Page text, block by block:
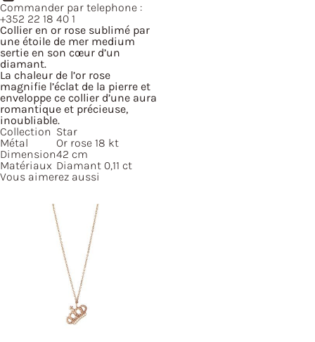
Commander par telephone :
+352 22 18 40 1
Collier en or rose sublimé par
une étoile de mer medium
sertie en son cœur d’un
diamant.
La chaleur de l’or rose
magnifie l’éclat de la pierre et
enveloppe ce collier d’une aura
romantique et précieuse,
inoubliable.
Collection Star
Métal
Or rose 18 kt
Dimension42 cm
Matériaux Diamant 0,11 ct
Vous aimerez aussi